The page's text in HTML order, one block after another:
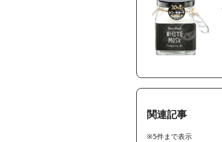
関連記事
※5件まで表示